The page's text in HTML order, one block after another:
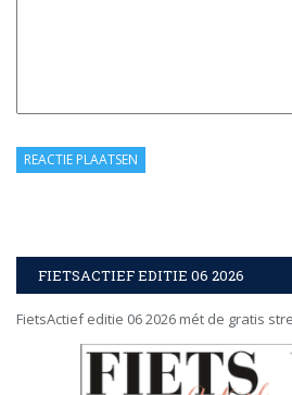
FIETSACTIEF EDITIE 06 2026
FietsActief editie 06 2026 mét de gratis